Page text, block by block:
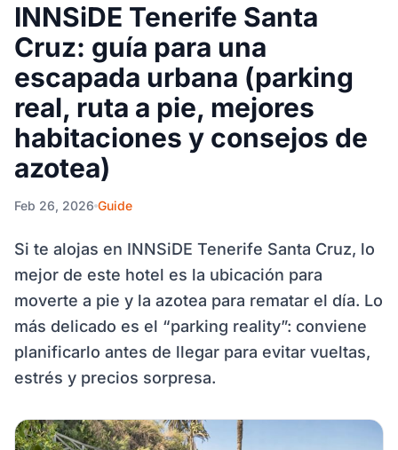
INNSiDE Tenerife Santa
Cruz: guía para una
escapada urbana (parking
real, ruta a pie, mejores
habitaciones y consejos de
azotea)
Feb 26, 2026 Guide
Si te alojas en INNSiDE Tenerife Santa Cruz, lo
mejor de este hotel es la ubicación para
moverte a pie y la azotea para rematar el día. Lo
más delicado es el “parking reality”: conviene
planificarlo antes de llegar para evitar vueltas,
estrés y precios sorpresa.